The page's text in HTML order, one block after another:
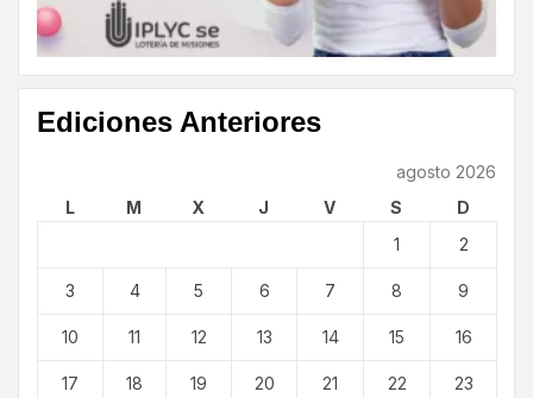
Ediciones Anteriores
agosto 2026
L
M X J V S
D
1
2
3 4 5 6 7 8 9
10 11 12 13 14 15 16
17 18 19 20 21 22 23